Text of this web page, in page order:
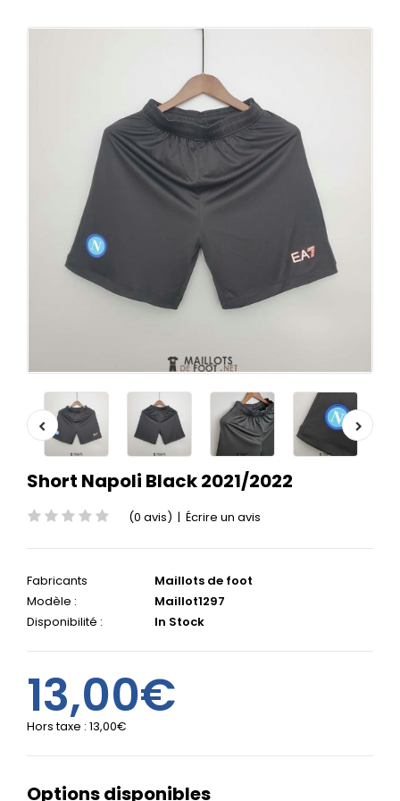
Short Napoli Black 2021/2022
(0 avis) | Écrire un avis
Fabricants
Maillots de foot
Modèle :
Maillot1297
Disponibilité :
In Stock
13,00€
Hors taxe : 13,00€
Options disponibles